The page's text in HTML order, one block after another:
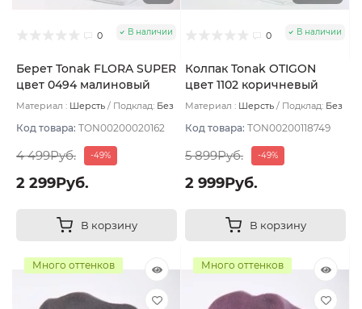
0 В наличии
Берет Tonak FLORA SUPER
цвет 0494 малиновый
Материал : Шерсть Подклад: Без
Код товара: TON00200020162
4 499Руб. -49%
2 299Руб.
В корзину
0 В наличии
Колпак Tonak OTIGON
цвет 1102 коричневый
Материал : Шерсть Подклад: Без
Код товара: TON00200118749
5 899Руб. -49%
2 999Руб.
В корзину
Много оттенков Много оттенков